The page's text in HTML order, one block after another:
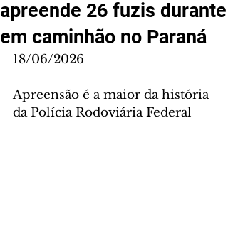
apreende 26 fuzis durante
em caminhão no Paraná
18/06/2026
Apreensão é a maior da história
da Polícia Rodoviária Federal